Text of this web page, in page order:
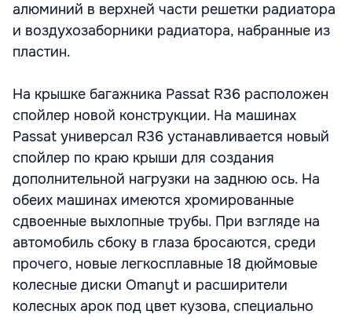
алюминий в верхней части решетки радиатора
и воздухозаборники радиатора, набранные из
пластин.
На крышке багажника Passat R36 расположен
спойлер новой конструкции. На машинах
Passat универсал R36 устанавливается новый
спойлер по краю крыши для создания
дополнительной нагрузки на заднюю ось. На
обеих машинах имеются хромированные
сдвоенные выхлопные трубы. При взгляде на
автомобиль сбоку в глаза бросаются, среди
прочего, новые легкосплавные 18 дюймовые
колесные диски Omanyt и расширители
колесных арок под цвет кузова, специально